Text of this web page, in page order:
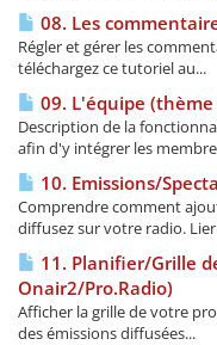
08. Les
Régler et gérer les
téléchargez ce tutoriel au...
09. L'équipe
Description de la
afin d'y intégrer les
10. Emissions/
Comprendre comment
diffusez sur votre radio. Lier
11. Planifier/Grille
Onair2/Pro.Radio)
Afficher la grille de votre
des émissions diffusées...